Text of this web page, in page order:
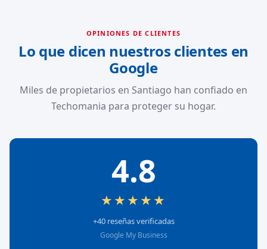
OPINIONES DE CLIENTES
Lo que dicen nuestros clientes en
Google
Miles de propietarios en Santiago han confiado en
Techomania para proteger su hogar.
4.8
★★★★★
+40 reseñas verificadas
Google My Business